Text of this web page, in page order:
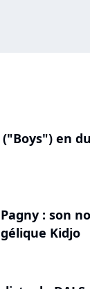
en
: son
Kidjo